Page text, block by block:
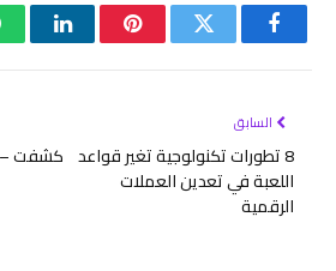
فيسبوكتويتر بينتيريستلينكدإن
السابق
8 تطورات تكنولوجية تغير قواعد
اللعبة في تعدين العملات
الرقمية